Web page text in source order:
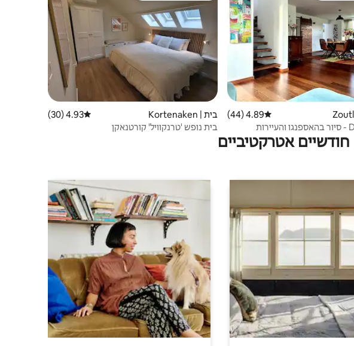
דירוג ממוצע של 4.89 מתוך 5, 44 ביקורות
4.89 (44)
Dukes View - סיור בהאספנגו והעיירות
בית | Kortenaken דירוג ממוצע של 4.93 מתוך 5, 30 ביקורות
4.93 (30)
בית נופש 'טרנקוויל' קורטנאקן
אטרקטיביים